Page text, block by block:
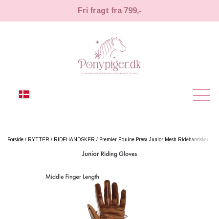
Fri fragt fra 799,-
NYHEDER
KÆPHESTE
STRIGLER & TILBEHØR
LEMIEUX TOY PONY
TIL HESTEPIGER
Forside RYTTER RIDEHANDSKER Premier Equine Presa Junior Mesh Ridehandsker